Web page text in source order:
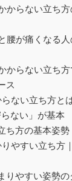
からない立ち
腰が痛くなる
からない立ち
ス
ない立ち方と
ない」が基本
ち方の基本姿勢
やすい立ち方
りやすい姿勢の